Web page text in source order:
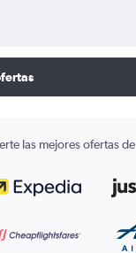
las mejores ofertas